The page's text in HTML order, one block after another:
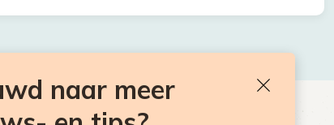
naar meer